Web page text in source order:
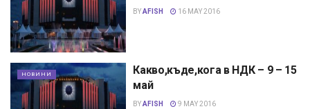
BYAFISH 16 MAY 2016
НОВИНИ
Какво,къде,кога в НДК – 9 – 15
май
BYAFISH 9 MAY 2016